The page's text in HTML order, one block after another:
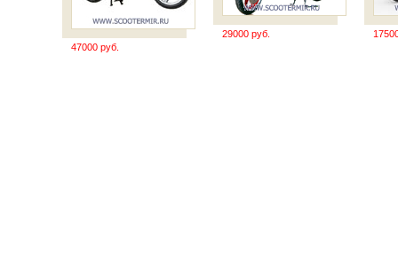
47000 руб.
29000 руб.